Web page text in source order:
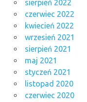
sierpień 2022
czerwiec 2022
kwiecień 2022
wrzesień 2021
sierpień 2021
maj 2021
styczeń 2021
listopad 2020
czerwiec 2020